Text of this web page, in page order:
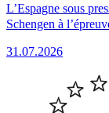
L’Espagne sous
Schengen à
31.07.2026